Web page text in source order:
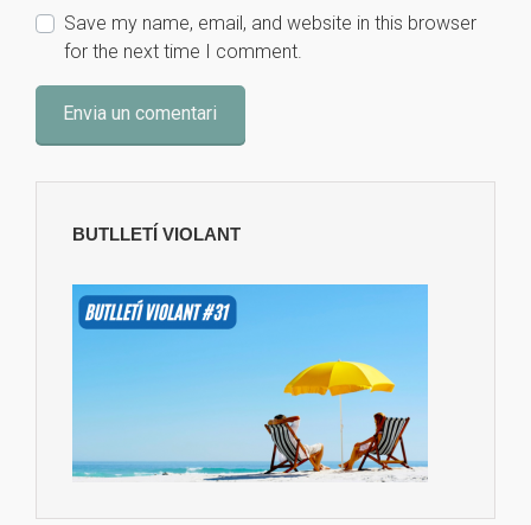
Save my name, email, and website in this browser
for the next time I comment.
BUTLLETÍ VIOLANT